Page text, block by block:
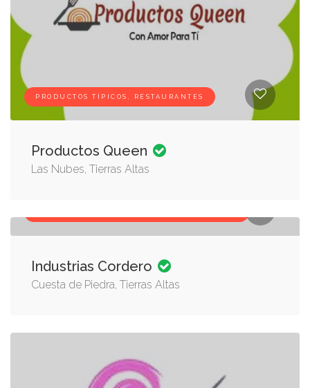
PRODUCTOS TÍPICOS, RESTAURANTES
Productos Queen
Las Nubes, Tierras Altas
Industrias Cordero
Cuesta de Piedra, Tierras Altas